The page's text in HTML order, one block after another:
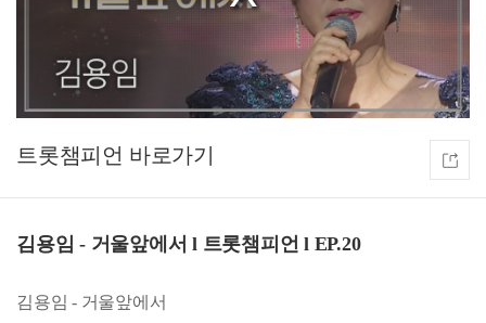
트롯챔피언
김용임 - 거울앞에서 l 트롯챔피언 l EP.20
김용임 - 거울앞에서